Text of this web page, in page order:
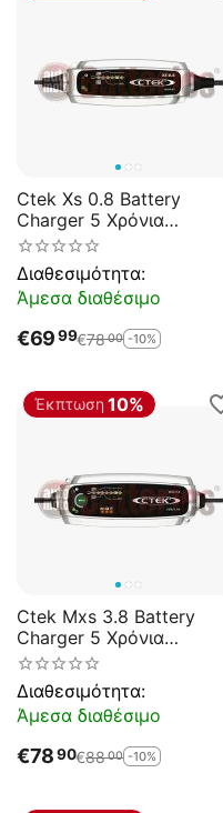
Ctek Xs 0.8 Battery
Charger 5 Χρόνια
Εγγύηση
Διαθεσιμότητα:
Άμεσα διαθέσιμο
€6999€7800 -10%
Έκπτωση 10%
Ctek Mxs 3.8 Battery
Charger 5 Χρόνια
Εγγύηση
Διαθεσιμότητα:
Άμεσα διαθέσιμο
€7890€8800 -10%